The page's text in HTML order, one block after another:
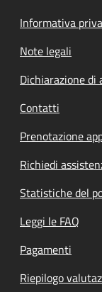
Informativa
Note legali
Dichiarazione di
Contatti
Prenotazione
Richiedi
Statistiche del
Leggi le FAQ
Pagamenti
Riepilogo